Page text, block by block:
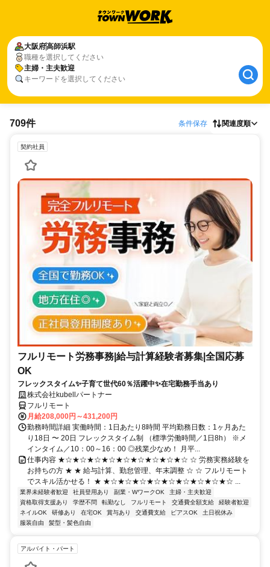
大阪府高師浜駅
職種を選択してください
主婦・主夫歓迎
キーワードを選択してください
709件 条件保存 関連度順
契約社員
フルリモート労務事務|給与計算経験者募集|全国応募
OK
フレックスタイム✨子育て世代60％活躍中✨在宅勤務手当あり
株式会社kubellパートナー
フルリモート
月給208,000円～431,200円
勤務時間詳細 実働時間：1日あたり8時間 平均勤務日数：1ヶ月あた
り18日 〜 20日 フレックスタイム制 （標準労働時間／1日8h） ※メ
インタイム／10：00～16：00 ◎残業少なめ！ 月平...
仕事内容 ★☆★☆★☆★☆★☆★☆★☆★☆★☆ ☆ 労務実務経験を
お持ちの方 ★ ★ 給与計算、勤怠管理、年末調整 ☆ ☆ フルリモート
でスキル活かせる！ ★ ★☆★☆★☆★☆★☆★☆★☆★☆★☆ ...
業界未経験者歓迎 社員登用あり 副業・WワークOK
主婦・主夫歓迎
資格取得支援あり
学歴不問 転勤なし フルリモート 交通費全額支給
経験者歓迎
ネイルOK
研修あり 在宅OK 賞与あり 交通費支給 ピアスOK
土日祝休み
服装自由
髪型・髪色自由
アルバイト・パート